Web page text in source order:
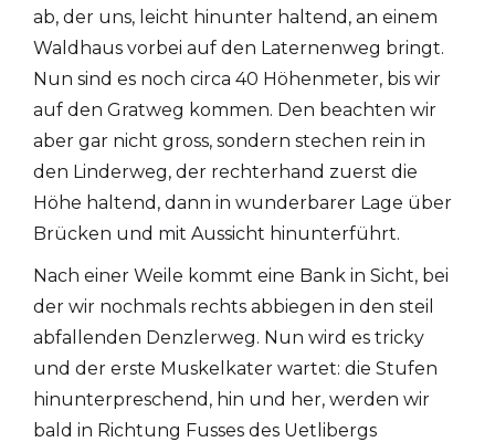
ab, der uns, leicht hinunter haltend, an einem
Waldhaus vorbei auf den Laternenweg bringt.
Nun sind es noch circa 40 Höhenmeter, bis wir
auf den Gratweg kommen. Den beachten wir
aber gar nicht gross, sondern stechen rein in
den Linderweg, der rechterhand zuerst die
Höhe haltend, dann in wunderbarer Lage über
Brücken und mit Aussicht hinunterführt.
Nach einer Weile kommt eine Bank in Sicht, bei
der wir nochmals rechts abbiegen in den steil
abfallenden Denzlerweg. Nun wird es tricky
und der erste Muskelkater wartet: die Stufen
hinunterpreschend, hin und her, werden wir
bald in Richtung Fusses des Uetlibergs